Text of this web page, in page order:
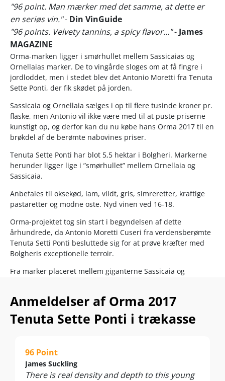
"96 point. Man mærker med det samme, at dette er
en seriøs vin."- Din VinGuide
"96 points. Velvety tannins, a spicy flavor..."- James
MAGAZINE
Orma-marken ligger i smørhullet mellem Sassicaias og
Ornellaias marker. De to vingårde sloges om at få fingre i
jordloddet, men i stedet blev det Antonio Moretti fra Tenuta
Sette Ponti, der fik skødet på jorden.
Sassicaia og Ornellaia sælges i op til flere tusinde kroner pr.
flaske, men Antonio vil ikke være med til at puste priserne
kunstigt op, og derfor kan du nu købe hans Orma 2017 til en
brøkdel af de berømte nabovines priser.
Tenuta Sette Ponti har blot 5,5 hektar i Bolgheri. Markerne
herunder ligger lige i ”smørhullet” mellem Ornellaia og
Sassicaia.
Anbefales til oksekød, lam, vildt, gris, simreretter, kraftige
pastaretter og modne oste. Nyd vinen ved 16-18.
Orma-projektet tog sin start i begyndelsen af dette
århundrede, da Antonio Moretti Cuseri fra verdensberømte
Tenuta Setti Ponti besluttede sig for at prøve kræfter med
Bolgheris exceptionelle terroir.
Fra marker placeret mellem giganterne Sassicaia og
føjer sig smukt til Sette Pontis portefølje af centraltoscanske
topvine som Oreno og Crognolo.
Anmeldelser af Orma 2017
Tenuta Sette Ponti i trækasse
96 Point
James Suckling
There is real density and depth to this young